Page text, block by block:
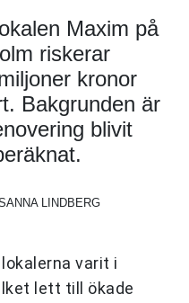
Maxim på
riskerar
kronor
Bakgrunden är
blivit
LINDBERG
varit i
lett till ökade